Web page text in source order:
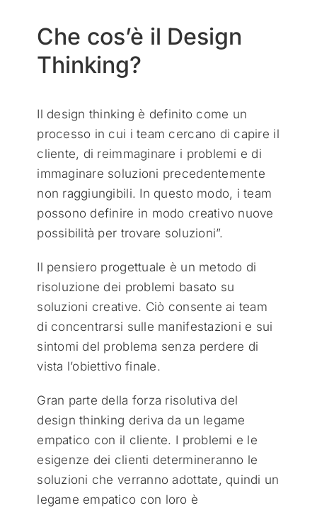
Che cos’è il Design
Thinking?
Il design thinking è definito come un
processo in cui i team cercano di capire il
cliente, di reimmaginare i problemi e di
immaginare soluzioni precedentemente
non raggiungibili. In questo modo, i team
possono definire in modo creativo nuove
possibilità per trovare soluzioni”.
Il pensiero progettuale è un metodo di
risoluzione dei problemi basato su
soluzioni creative. Ciò consente ai team
di concentrarsi sulle manifestazioni e sui
sintomi del problema senza perdere di
vista l’obiettivo finale.
Gran parte della forza risolutiva del
design thinking deriva da un legame
empatico con il cliente. I problemi e le
esigenze dei clienti determineranno le
soluzioni che verranno adottate, quindi un
legame empatico con loro è